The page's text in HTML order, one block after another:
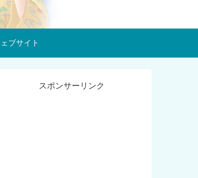
ブサイト
スポンサーリンク